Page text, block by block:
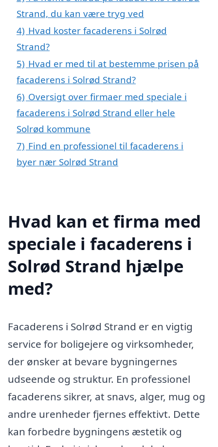
Strand, du kan være tryg ved
4) Hvad koster facaderens i Solrød
Strand?
5) Hvad er med til at bestemme prisen på
facaderens i Solrød Strand?
6) Oversigt over firmaer med speciale i
facaderens i Solrød Strand eller hele
Solrød kommune
7) Find en professionel til facaderens i
byer nær Solrød Strand
Hvad kan et firma med
speciale i facaderens i
Solrød Strand hjælpe
med?
Facaderens i Solrød Strand er en vigtig
service for boligejere og virksomheder,
der ønsker at bevare bygningernes
udseende og struktur. En professionel
facaderens sikrer, at snavs, alger, mug og
andre urenheder fjernes effektivt. Dette
kan forbedre bygningens æstetik og